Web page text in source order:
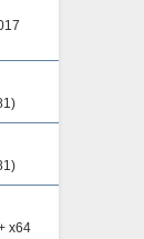
x64